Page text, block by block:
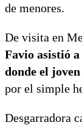
de menores.
De visita en
Favio asistió
donde el
por el simple
Desgarradora